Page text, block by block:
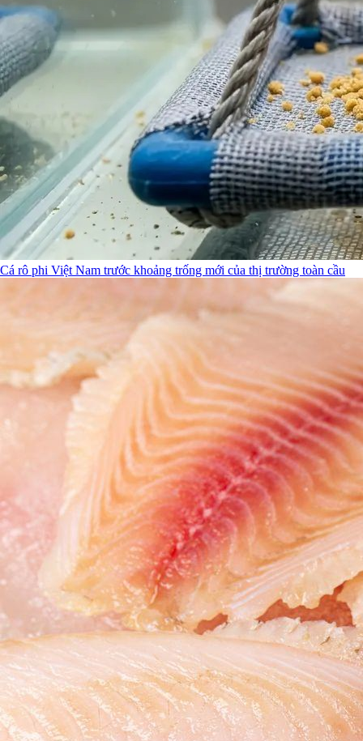
Cá rô phi Việt Nam trước khoảng trống mới của thị trường toàn cầu